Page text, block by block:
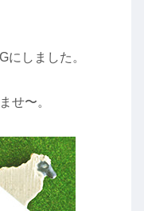
にしました。
せ〜。